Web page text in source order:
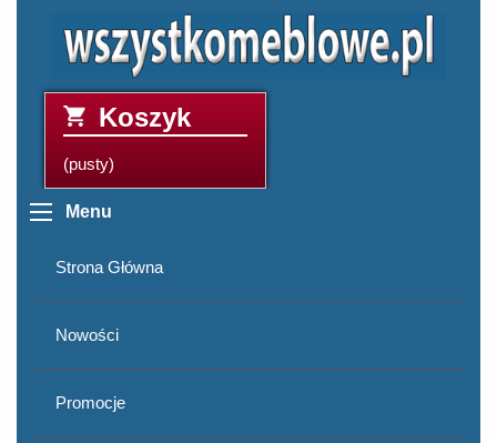
Koszyk
(pusty)
Menu
Strona Główna
Nowości
Promocje